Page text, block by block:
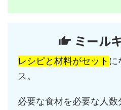
ミール
レシピと材料がセット に
ス。
必要な食材を必要な人数